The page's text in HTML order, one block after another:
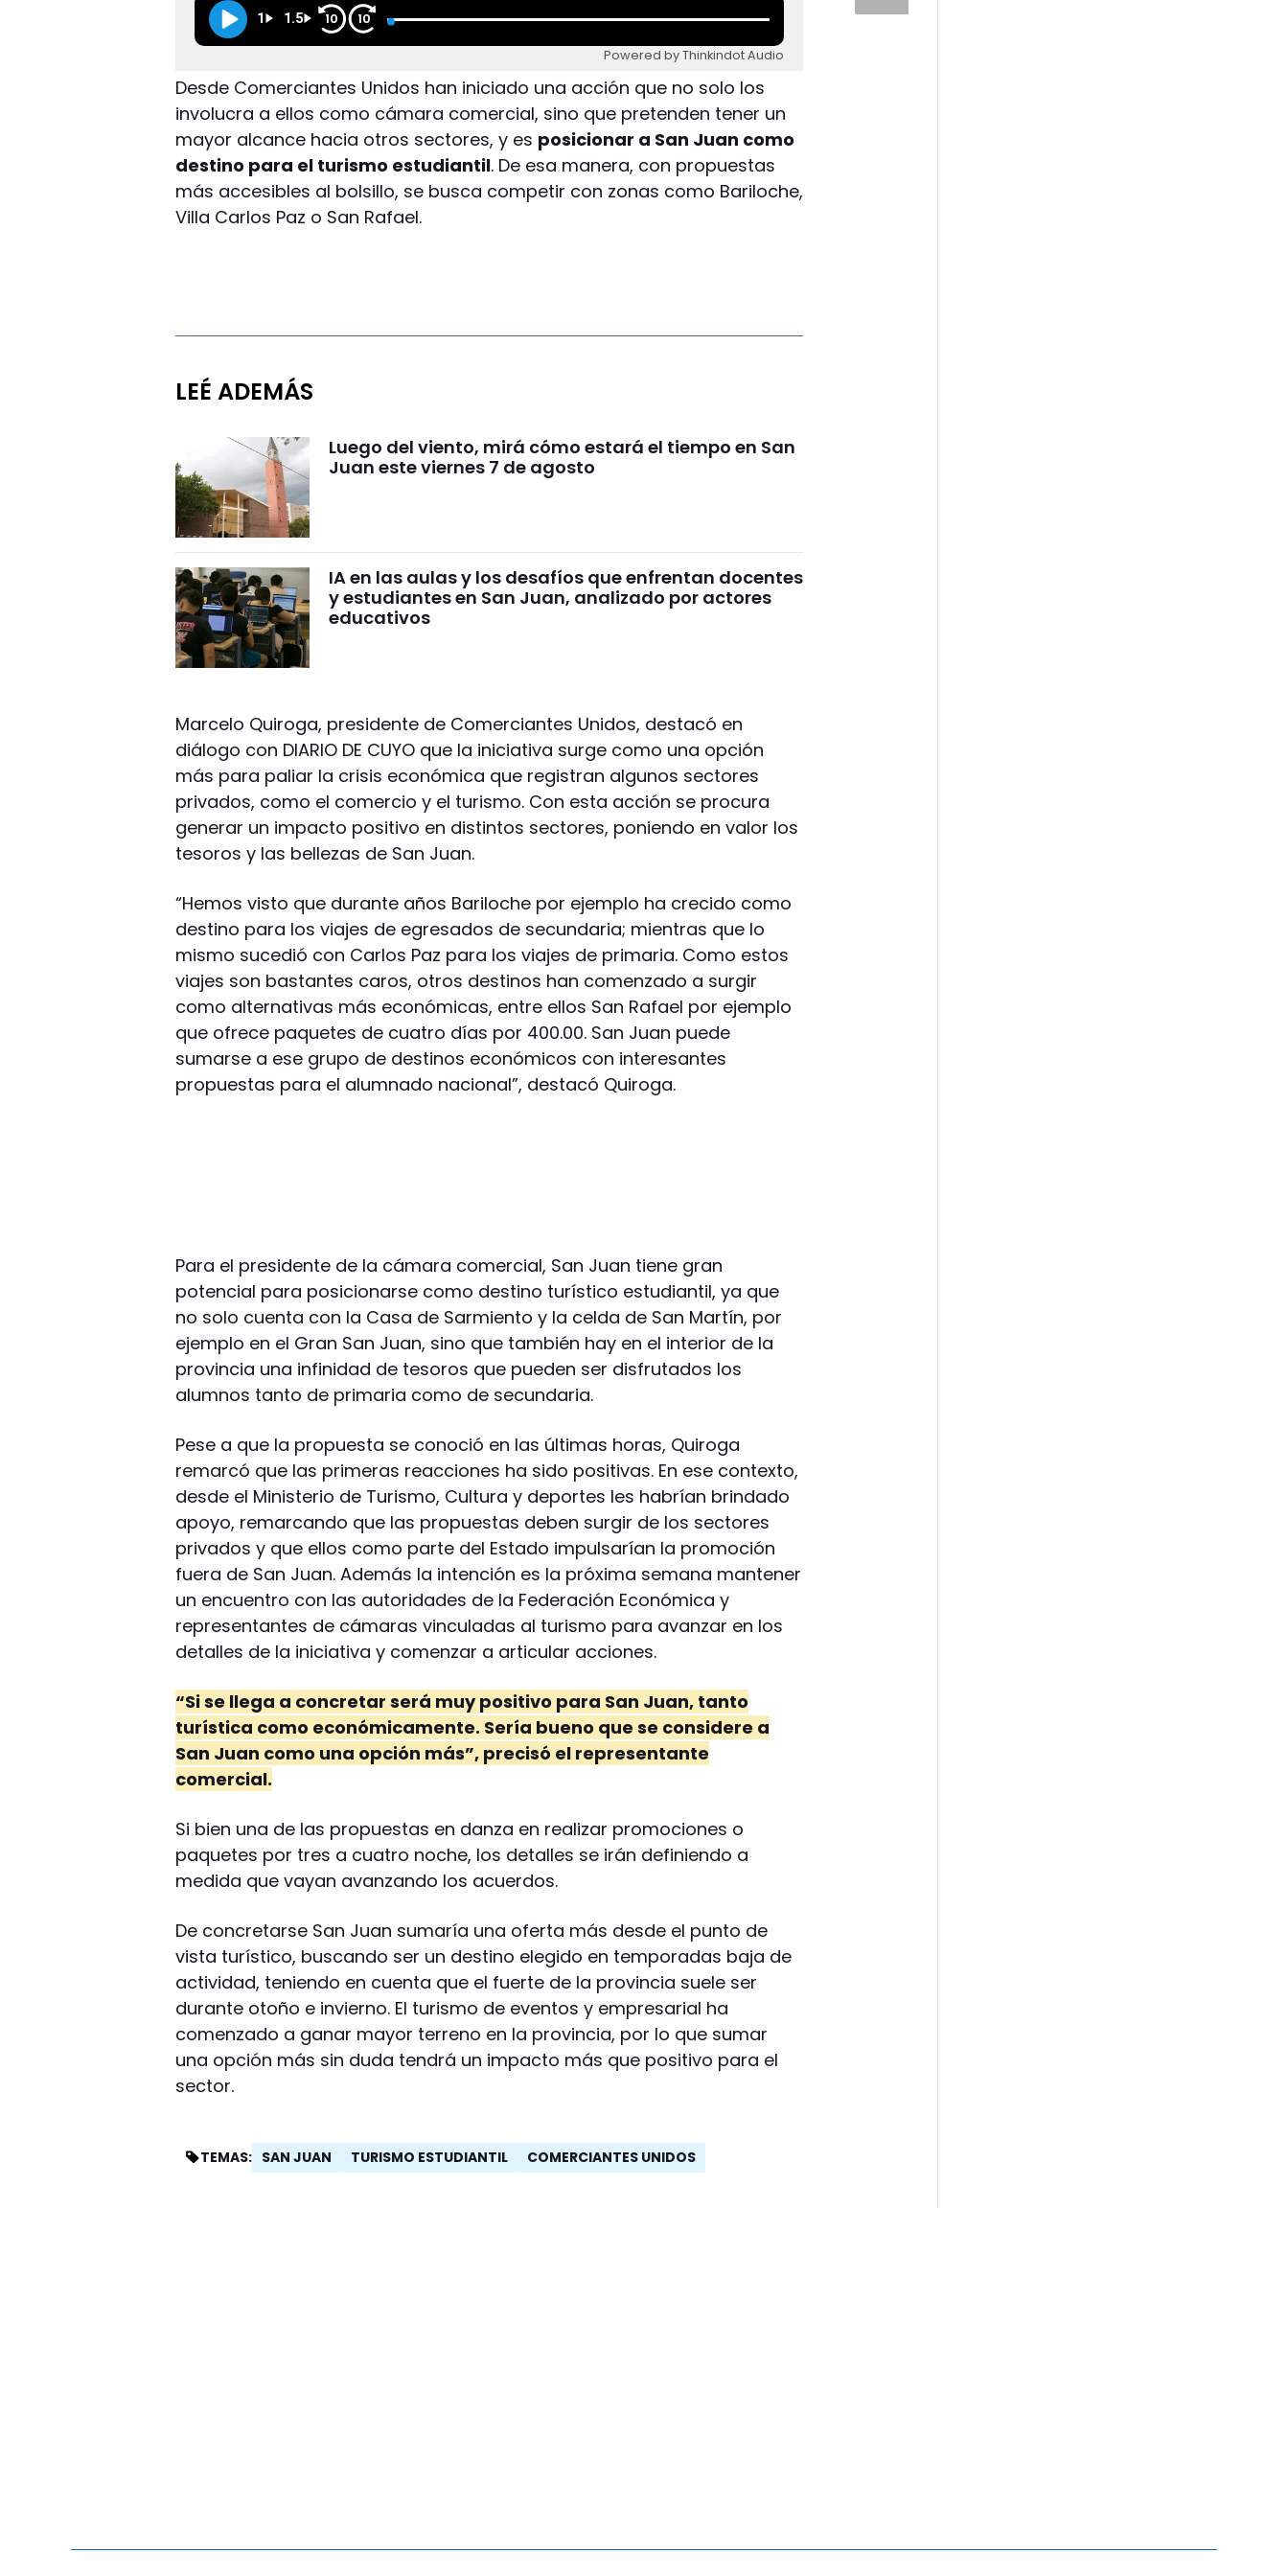
1 1.5 10 10
Powered by Thinkindot Audio
Desde Comerciantes Unidos han iniciado una acción que no solo los
involucra a ellos como cámara comercial, sino que pretenden tener un
mayor alcance hacia otros sectores, y es posicionar a San Juan como
destino para el turismo estudiantil. De esa manera, con propuestas
más accesibles al bolsillo, se busca competir con zonas como Bariloche,
Villa Carlos Paz o San Rafael.
LEÉ ADEMÁS
Luego del viento, mirá cómo estará el tiempo en San
Juan este viernes 7 de agosto
IA en las aulas y los desafíos que enfrentan docentes
y estudiantes en San Juan, analizado por actores
educativos
Marcelo Quiroga, presidente de Comerciantes Unidos, destacó en
diálogo con DIARIO DE CUYO que la iniciativa surge como una opción
más para paliar la crisis económica que registran algunos sectores
privados, como el comercio y el turismo. Con esta acción se procura
generar un impacto positivo en distintos sectores, poniendo en valor los
tesoros y las bellezas de San Juan.
“Hemos visto que durante años Bariloche por ejemplo ha crecido como
destino para los viajes de egresados de secundaria; mientras que lo
mismo sucedió con Carlos Paz para los viajes de primaria. Como estos
viajes son bastantes caros, otros destinos han comenzado a surgir
como alternativas más económicas, entre ellos San Rafael por ejemplo
que ofrece paquetes de cuatro días por 400.00. San Juan puede
sumarse a ese grupo de destinos económicos con interesantes
propuestas para el alumnado nacional”, destacó Quiroga.
Para el presidente de la cámara comercial, San Juan tiene gran
potencial para posicionarse como destino turístico estudiantil, ya que
no solo cuenta con la Casa de Sarmiento y la celda de San Martín, por
ejemplo en el Gran San Juan, sino que también hay en el interior de la
provincia una infinidad de tesoros que pueden ser disfrutados los
alumnos tanto de primaria como de secundaria.
Pese a que la propuesta se conoció en las últimas horas, Quiroga
remarcó que las primeras reacciones ha sido positivas. En ese contexto,
desde el Ministerio de Turismo, Cultura y deportes les habrían brindado
apoyo, remarcando que las propuestas deben surgir de los sectores
privados y que ellos como parte del Estado impulsarían la promoción
fuera de San Juan. Además la intención es la próxima semana mantener
un encuentro con las autoridades de la Federación Económica y
representantes de cámaras vinculadas al turismo para avanzar en los
detalles de la iniciativa y comenzar a articular acciones.
“Si se llega a concretar será muy positivo para San Juan, tanto
turística como económicamente. Sería bueno que se considere a
San Juan como una opción más”, precisó el representante
comercial.
Si bien una de las propuestas en danza en realizar promociones o
paquetes por tres a cuatro noche, los detalles se irán definiendo a
medida que vayan avanzando los acuerdos.
De concretarse San Juan sumaría una oferta más desde el punto de
vista turístico, buscando ser un destino elegido en temporadas baja de
actividad, teniendo en cuenta que el fuerte de la provincia suele ser
durante otoño e invierno. El turismo de eventos y empresarial ha
comenzado a ganar mayor terreno en la provincia, por lo que sumar
una opción más sin duda tendrá un impacto más que positivo para el
sector.
TEMAS: SAN JUAN TURISMO ESTUDIANTIL COMERCIANTES UNIDOS